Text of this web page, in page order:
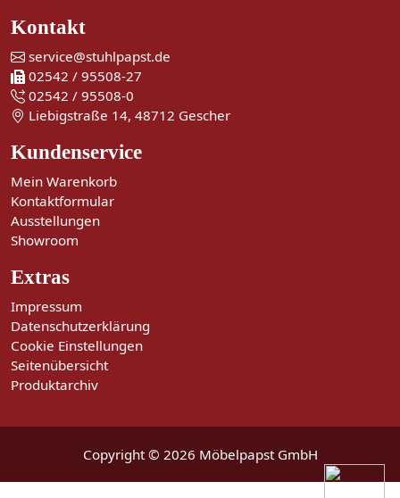
Kontakt
service@stuhlpapst.de
02542 / 95508-27
02542 / 95508-0
Liebigstraße 14, 48712 Gescher
Kundenservice
Mein Warenkorb
Kontaktformular
Ausstellungen
Showroom
Extras
Impressum
Datenschutzerklärung
Cookie Einstellungen
Seitenübersicht
Produktarchiv
Copyright © 2026 Möbelpapst GmbH